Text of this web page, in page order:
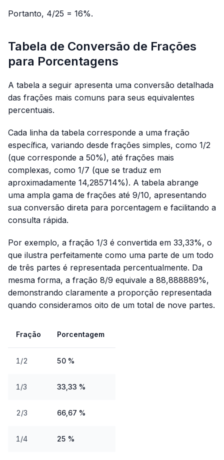
Portanto, 4/25 = 16%.
Tabela de Conversão de Frações
para Porcentagens
A tabela a seguir apresenta uma conversão detalhada
das frações mais comuns para seus equivalentes
percentuais.
Cada linha da tabela corresponde a uma fração
específica, variando desde frações simples, como 1/2
(que corresponde a 50%), até frações mais
complexas, como 1/7 (que se traduz em
aproximadamente 14,285714%). A tabela abrange
uma ampla gama de frações até 9/10, apresentando
sua conversão direta para porcentagem e facilitando a
consulta rápida.
Por exemplo, a fração 1/3 é convertida em 33,33%, o
que ilustra perfeitamente como uma parte de um todo
de três partes é representada percentualmente. Da
mesma forma, a fração 8/9 equivale a 88,888889%,
demonstrando claramente a proporção representada
quando consideramos oito de um total de nove partes.
Fração Porcentagem
1/2 50 %
1/3 33,33 %
2/3 66,67 %
1/4 25 %